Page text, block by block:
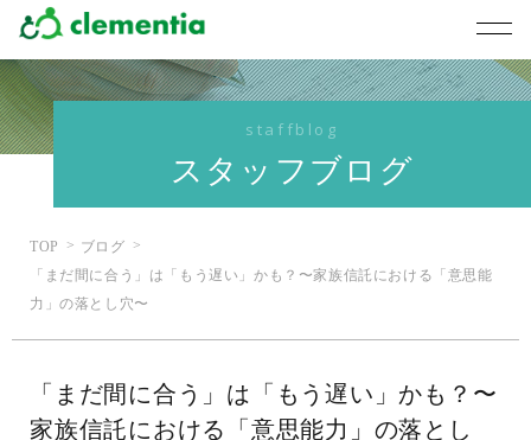
staffblog
スタッフブログ
TOP
ブログ
「まだ間に合う」は「もう遅い」かも？〜家族信託における「意思能
力」の落とし穴〜
「まだ間に合う」は「もう遅い」かも？〜
家族信託における「意思能力」の落とし